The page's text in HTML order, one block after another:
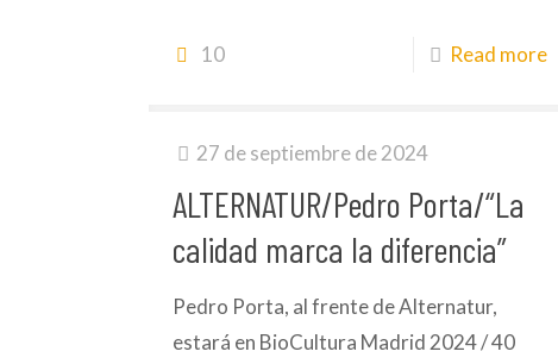
10 Read more
27 de septiembre de 2024
ALTERNATUR/Pedro Porta/“La
calidad marca la diferencia”
Pedro Porta, al frente de Alternatur,
estará en BioCultura Madrid 2024 / 40